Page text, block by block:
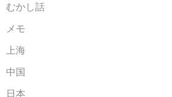
むかし話
メモ
上海
中国
日本